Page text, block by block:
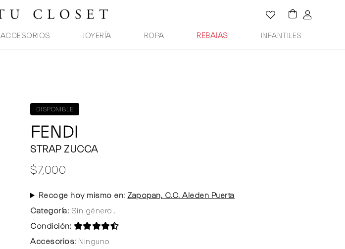
ACCESORIOS JOYERÍA ROPA REBAJAS INFANTILES
DISPONIBLE
FENDI
STRAP ZUCCA
$7,000
Recoge hoy mismo en: Zapopan, C.C. Aleden Puerta
Categoría: Sin género..
Condición:
Accesorios: Ninguno